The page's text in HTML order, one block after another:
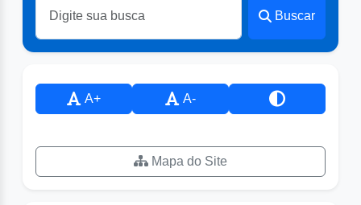
Buscar
A+ A-
Mapa do Site